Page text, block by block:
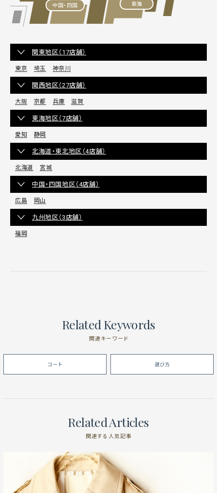
東海
中国・四国
関東地区（17店舗）
東京 埼玉 神奈川
関西地区（27店舗）
大阪 京都 兵庫 滋賀
東海地区（7店舗）
愛知 静岡
北海道・東北地区（4店舗）
北海道 宮城
中国・四国地区（4店舗）
広島 岡山
九州地区（3店舗）
福岡
Related Keywords
関連キーワード
コート 選び方
Related Articles
関連する人気記事